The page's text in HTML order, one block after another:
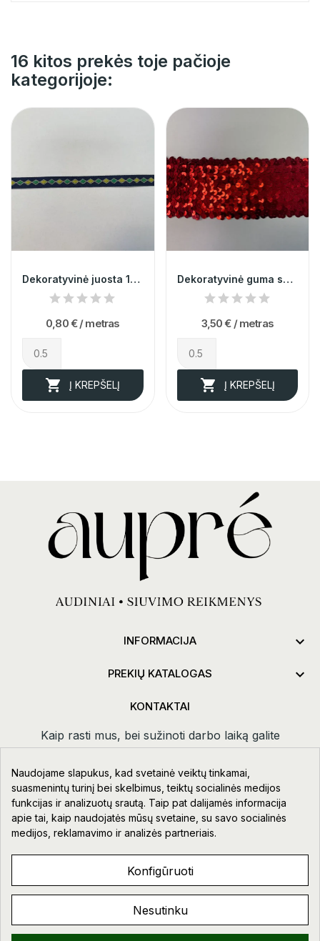
16 kitos prekės toje pačioje
kategorijoje:
Dekoratyvinė juosta 1cm 001998
0,80 € / metras
 Į KREPŠELĮ
Dekoratyvinė guma su žvyneliais 9cm 003305
3,50 € / metras
 Į KREPŠELĮ
INFORMACIJA 
PREKIŲ KATALOGAS 
KONTAKTAI
Kaip rasti mus, bei sužinoti darbo laiką galite
paspauduskontaktai.
Taikos pr. 111-109, Klaipėda
+370 678 02418
info@aupre.lt
Facebook
AUPRE.LT © 2023 - 2026. VISOS TEISĖS SAUGOMOS.
Naudojame slapukus, kad svetainė veiktų tinkamai,
suasmenintų turinį bei skelbimus, teiktų socialinės medijos
funkcijas ir analizuotų srautą. Taip pat dalijamės informacija
apie tai, kaip naudojatės mūsų svetaine, su savo socialinės
medijos, reklamavimo ir analizės partneriais.
Konfigūruoti
Nesutinku